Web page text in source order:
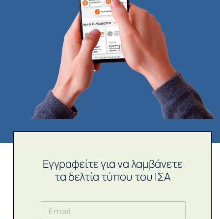
Εγγραφείτε για να λαμβάνετε
τα δελτία τύπου του ΙΣΑ